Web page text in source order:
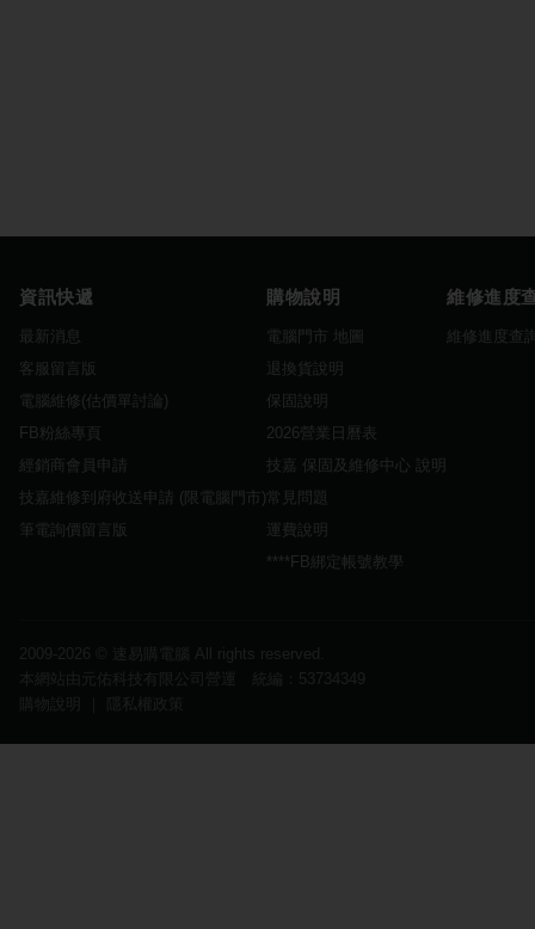
資訊快遞
最新消息
客服留言版
電腦維修(估價單討論)
FB粉絲專頁
經銷商會員申請
技嘉維修到府收送申請 (限電腦門市)
筆電詢價留言版
購物說明
電腦門市 地圖
退換貨說明
保固說明
2026營業日曆表
技嘉 保固及維修中心 說明
常見問題
運費說明
****FB綁定帳號教學
維修進度
維修進度查